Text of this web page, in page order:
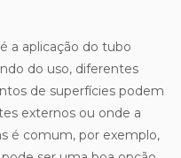
a aplicação do tubo
do uso, diferentes
de superfícies podem
externos ou onde a
é comum, por exemplo,